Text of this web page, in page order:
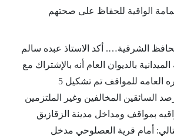
والركاب إرتداء الكمامة الواقية للحفاظ على صحتهم
وتنفيذاً لتعليمات محافظ الشرقية…. أكد الاستاذ عبده سالم
مدير إدارة المتابعة الميدانية بالديوان العام أنه بالإشتراك مع
إدارة المرور والإداره العامه للمواقف تم تشكيل 5
مجموعات عمل لرصد السائقين المخالفين وغير الملتزمين
بارتداء الكمامه الواقيه بمواقف ومداخل مدينة الزقازيق
وذلك علي النحو التالي: أمام قرية العصلوحي مدخل